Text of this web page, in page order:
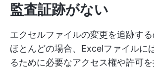
監査証跡がない
エクセルファイルの変更を追跡する
ほとんどの場合、Excelファイルに
るために必要なアクセス権や許可